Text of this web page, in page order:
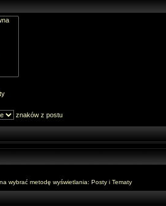
znaków z postu
wybrać metodę wyświetlania: Posty i Tematy